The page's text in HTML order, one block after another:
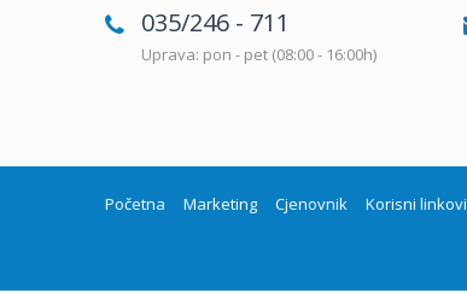
035/246 - 711
Uprava: pon - pet (08:00 - 16:00h)
Početna Marketing Cjenovnik Korisni linkovi